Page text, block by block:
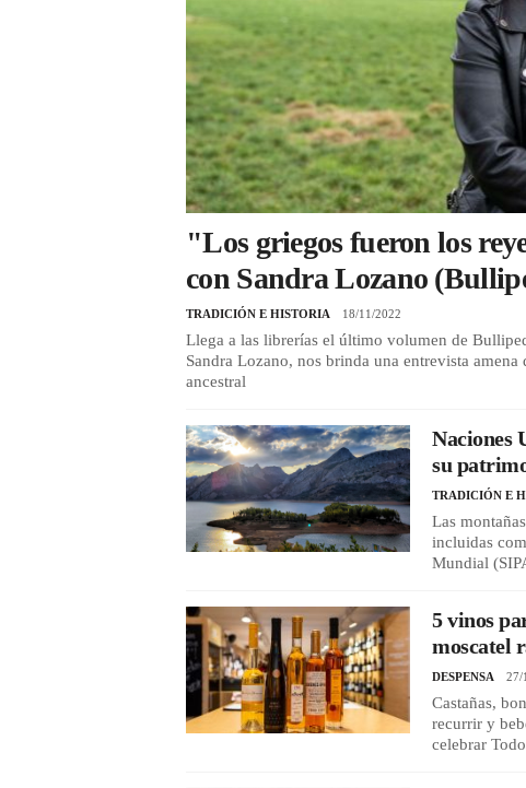
"Los griegos fueron los
con Sandra Lozano
TRADICIÓN E HISTORIA 18/11/2022
Llega a las librerías el último volumen de
Sandra Lozano, nos brinda una entrevista
ancestral
Naciones
su
TRADICIÓN E
Las
incluidas
Mundial
5 vinos
moscatel
DESPENSA 27/
Castañas,
recurrir y
celebrar